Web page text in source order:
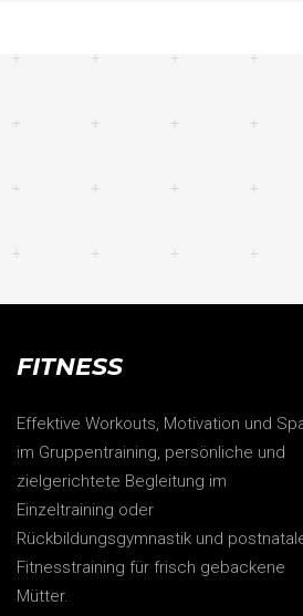
FITNESS
Effektive Workouts, Motivation und
im Gruppentraining, persönliche und
zielgerichtete Begleitung im
Einzeltraining oder
Rückbildungsgymnastik und
Fitnesstraining für frisch gebackene
Mütter.